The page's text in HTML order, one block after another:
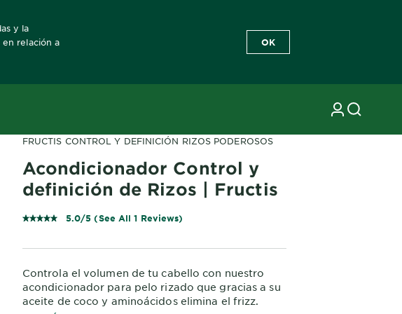
y la
en relación a
OK
FRUCTIS CONTROL Y DEFINICIÓN RIZOS PODEROSOS
Acondicionador Control y
definición de Rizos | Fructis
5.0/5 (See All 1 Reviews)
Controla el volumen de tu cabello con nuestro
acondicionador para pelo rizado que gracias a su
aceite de coco y aminoácidos elimina el frizz.